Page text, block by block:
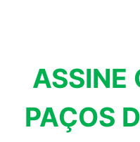
ASSINE
PAÇOS